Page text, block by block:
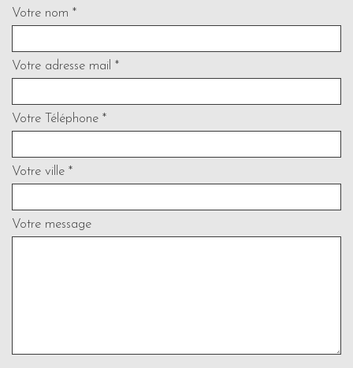
Votre nom *
Votre adresse mail *
Votre Téléphone *
Votre ville *
Votre message